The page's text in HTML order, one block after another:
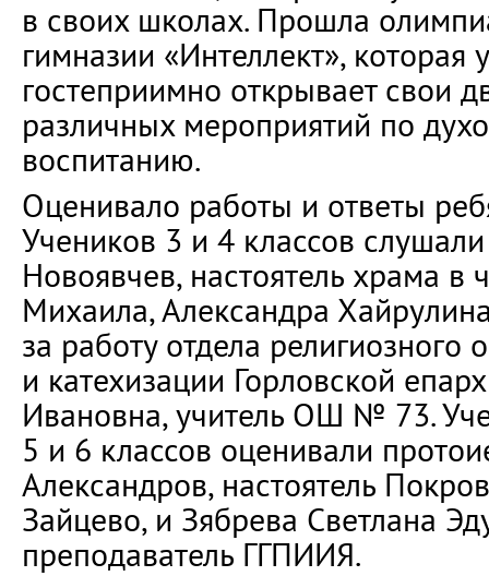
в своих школах. Прошла
гимназии «Интеллект»,
гостеприимно открывает свои
различных мероприятий по
воспитанию.
Оценивало работы и ответы
Учеников 3 и 4 классов
Новоявчев, настоятель храма в
Михаила, Александра
за работу отдела религиозного
и катехизации Горловской
Ивановна, учитель ОШ № 73.
5 и 6 классов оценивали
Александров, настоятель
Зайцево, и Зябрева Светлана
преподаватель ГГПИИЯ.